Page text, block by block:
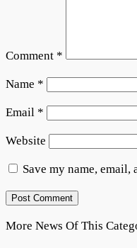
Comment *
Name *
Email *
Website
Save my name,
More News Of This